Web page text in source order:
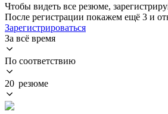
Чтобы видеть все резюме,
После регистрации покажем ещё 3 и
Зарегистрироваться
За всё время
По соответствию
20 резюме